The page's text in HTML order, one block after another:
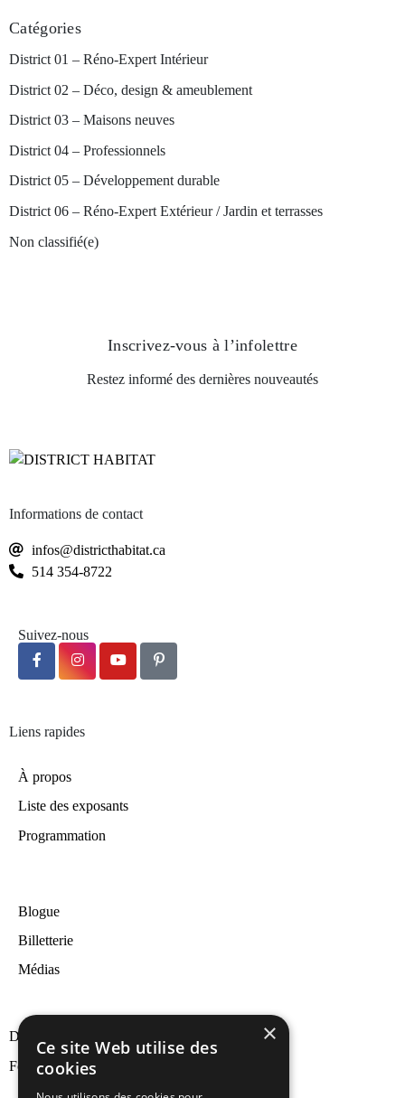
Catégories
District 01 – Réno-Expert Intérieur
District 02 – Déco, design & ameublement
District 03 – Maisons neuves
District 04 – Professionnels
District 05 – Développement durable
District 06 – Réno-Expert Extérieur / Jardin et terrasses
Non classifié(e)
Inscrivez-vous à l’infolettre
Restez informé des dernières nouveautés
Informations de contact
infos@districthabitat.ca
514 354-8722
Suivez-nous
Liens rapides
À propos
Liste des exposants
Programmation
Blogue
Billetterie
Médias
Devenir exposant
Formulaire – Fiche exposant
×
Ce site Web utilise des
cookies